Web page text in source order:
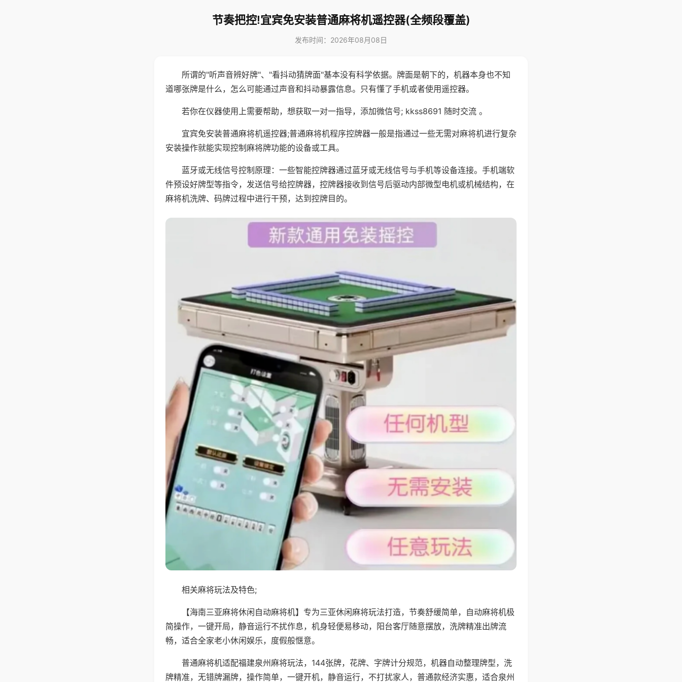
节奏把控!宜宾免安装普通麻将机遥控器(全频段覆盖)
发布时间：2026年08月08日
所谓的"听声音辨好牌"、"看抖动猜牌面"基本没有科学依据。牌面是朝下的，机器本身也不知
道哪张牌是什么，怎么可能通过声音和抖动暴露信息。只有懂了手机或者使用遥控器。
若你在仪器使用上需要帮助，想获取一对一指导，添加微信号; kkss8691 随时交流 。
宜宾免安装普通麻将机遥控器;普通麻将机程序控牌器一般是指通过一些无需对麻将机进行复杂
安装操作就能实现控制麻将牌功能的设备或工具。
蓝牙或无线信号控制原理：一些智能控牌器通过蓝牙或无线信号与手机等设备连接。手机端软
件预设好牌型等指令，发送信号给控牌器，控牌器接收到信号后驱动内部微型电机或机械结构，在
麻将机洗牌、码牌过程中进行干预，达到控牌目的。
相关麻将玩法及特色;
【海南三亚麻将休闲自动麻将机】专为三亚休闲麻将玩法打造，节奏舒缓简单，自动麻将机极
简操作，一键开局，静音运行不扰作息，机身轻便易移动，阳台客厅随意摆放，洗牌精准出牌流
畅，适合全家老小休闲娱乐，度假般惬意。
普通麻将机适配福建泉州麻将玩法，144张牌，花牌、字牌计分规范，机器自动整理牌型，洗
牌精准，无错牌漏牌，操作简单，一键开机，静音运行，不打扰家人，普通款经济实惠，适合泉州